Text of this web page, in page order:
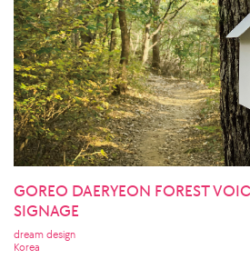
GOREO DAERYEON FOREST
SIGNAGE
dream design
Korea